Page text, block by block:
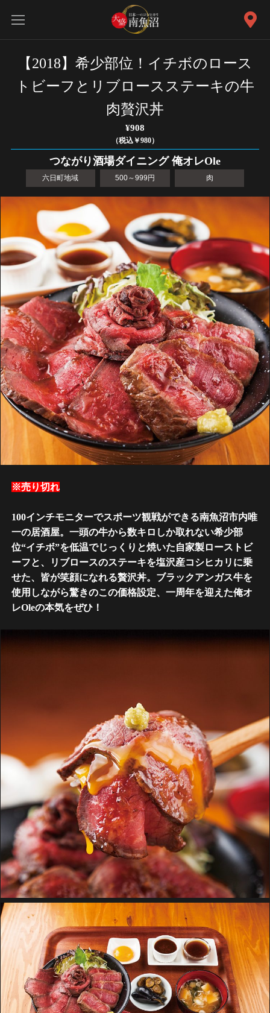
【2018】希少部位！イチボのロース
トビーフとリブロースステーキの牛
肉贅沢丼
¥908
（税込￥980）
つながり酒場ダイニング 俺オレOle
六日町地域 500～999円 肉
※売り切れ
100インチモニターでスポーツ観戦ができる南魚沼市内唯
一の居酒屋。一頭の牛から数キロしか取れない希少部
位“イチボ”を低温でじっくりと焼いた自家製ローストビ
ーフと、リブロースのステーキを塩沢産コシヒカリに乗
せた、皆が笑顔になれる贅沢丼。ブラックアンガス牛を
使用しながら驚きのこの価格設定、一周年を迎えた俺オ
レOleの本気をぜひ！